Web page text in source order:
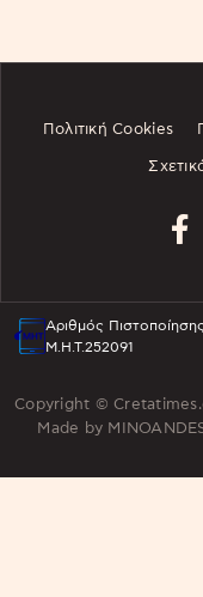
Πολιτική Cookies
Αριθμός Πιστοποίησης
Μ.Η.Τ.252091
Copyright ©
Made by